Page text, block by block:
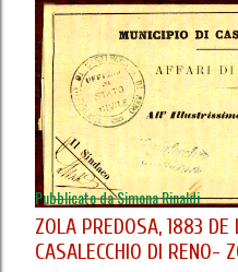
Pubblicato daSimona Rinaldi
ZOLA PREDOSA, 1883 DE
CASALECCHIO DI RENO-